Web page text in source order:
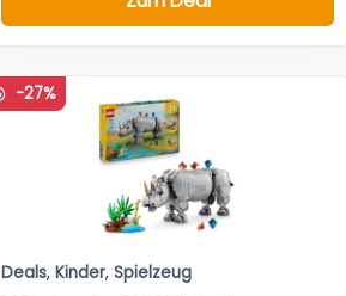
-27%
Deals, Kinder, Spielzeug